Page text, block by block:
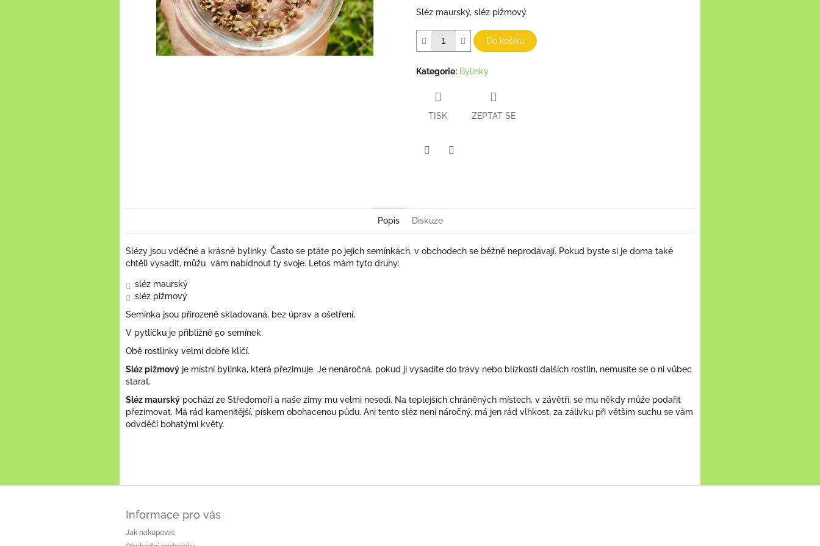
Sléz maurský, sléz pižmový.
Do košíku
Kategorie: Bylinky
TISK ZEPTAT SE
Popis Diskuze
Slézy jsou vděčné a krásné bylinky. Často se ptáte po jejich semínkách, v obchodech se běžně neprodávají. Pokud byste si je doma také
chtěli vysadit, můžu vám nabídnout ty svoje. Letos mám tyto druhy:
sléz maurský
sléz pižmový
Semínka jsou přirozeně skladovaná, bez úprav a ošetření,
V pytlíčku je přibližně 50 semínek.
Obě rostlinky velmi dobře klíčí.
Sléz pižmový je místní bylinka, která přezimuje. Je nenáročná, pokud ji vysadíte do trávy nebo blízkosti dalších rostlin, nemusíte se o ni vůbec
starat.
Sléz maurský pochází ze Středomoří a naše zimy mu velmi nesedí. Na teplejších chráněných místech, v závětří, se mu někdy může podařit
přezimovat. Má rád kamenitější, pískem obohacenou půdu. Ani tento sléz není náročný, má jen rád vlhkost, za zálivku při větším suchu se vám
odvděčí bohatými květy.
Informace pro vás
Jak nakupovat